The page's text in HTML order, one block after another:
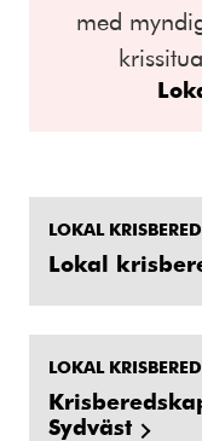
med
LOKAL
Lokal
LOKAL
Sydväst